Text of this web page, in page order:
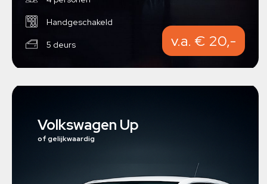
Handgeschakeld
5 deurs v.a. € 20,-
Volkswagen Up
of gelijkwaardig